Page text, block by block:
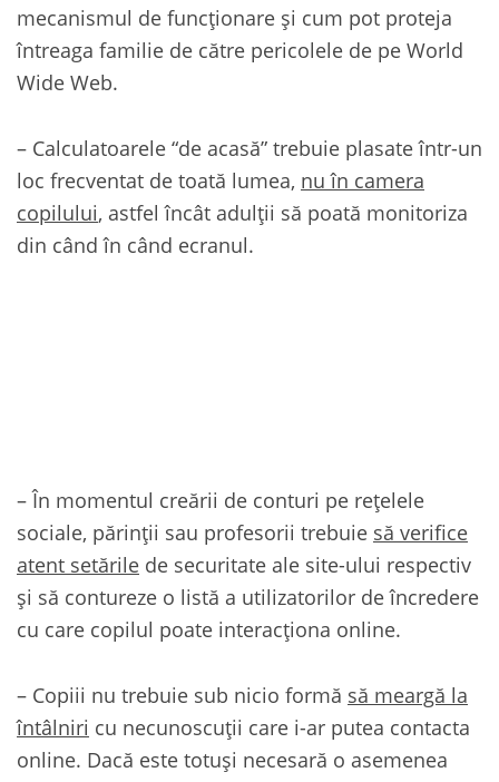
mecanismul de funcţionare şi cum pot proteja
întreaga familie de către pericolele de pe World
Wide Web.
– Calculatoarele “de acasă” trebuie plasate într-un
loc frecventat de toată lumea, nu în camera
copilului, astfel încât adulţii să poată monitoriza
din când în când ecranul.
– În momentul creării de conturi pe reţelele
sociale, părinţii sau profesorii trebuie să verifice
atent setările de securitate ale site-ului respectiv
şi să contureze o listă a utilizatorilor de încredere
cu care copilul poate interacţiona online.
– Copiii nu trebuie sub nicio formă să meargă la
întâlniri cu necunoscuţii care i-ar putea contacta
online. Dacă este totuşi necesară o asemenea